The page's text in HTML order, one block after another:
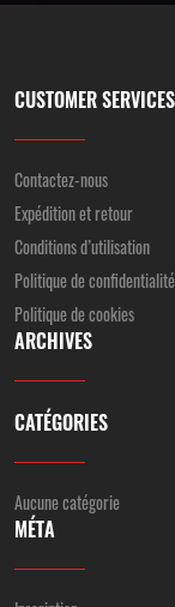
CUSTOMER SERVICES
Contactez-nous
Expédition et retour
Conditions d’utilisation
Politique de confidentialité
Politique de cookies
ARCHIVES
CATÉGORIES
Aucune catégorie
MÉTA